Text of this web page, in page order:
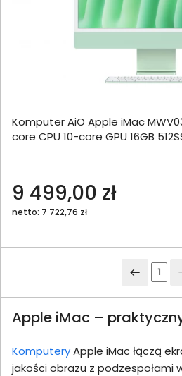
Komputer AiO Apple iMac
core CPU 10-core GPU 16GB
9 499,00 zł
netto: 7 722,76 zł
1
Apple iMac –
KomputeryApple iMac łączą
jakości obrazu z podzespołami